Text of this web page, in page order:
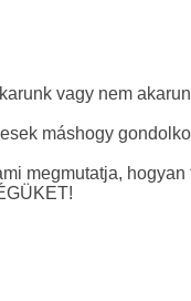
vagy nem
máshogy
megmutatja,